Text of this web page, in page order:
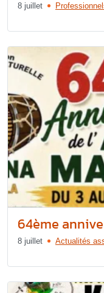
8 juillet
64ème
8 juillet Actualités